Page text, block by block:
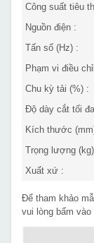
Công suất tiêu
Nguồn điện :
Tấn số (Hz) :
Phạm vi điều
Chu kỳ tải (%) :
Độ dày cắt tối
Kích thước
Trọng lượng
Xuất xứ :
Để tham khảo
vui lòng bấm